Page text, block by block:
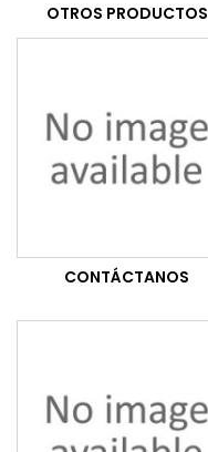
OTROS PRODUCTOS
CONTÁCTANOS